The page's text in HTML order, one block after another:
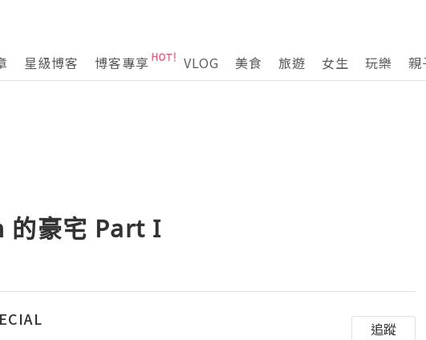
星級博客 博客專享 VLOG 美食 旅遊 女生 玩樂 親
的豪宅 Part I
追蹤